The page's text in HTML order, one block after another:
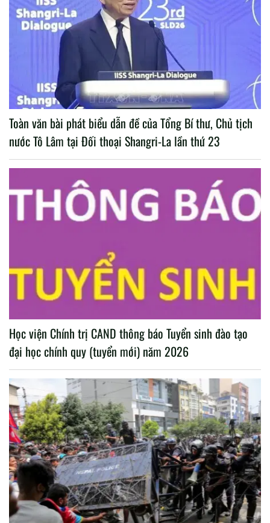
Toàn văn bài phát biểu dẫn đề của Tổng Bí thư, Chủ tịch
nước Tô Lâm tại Đối thoại Shangri-La lần thứ 23
Học viện Chính trị CAND thông báo Tuyển sinh đào tạo
đại học chính quy (tuyển mới) năm 2026